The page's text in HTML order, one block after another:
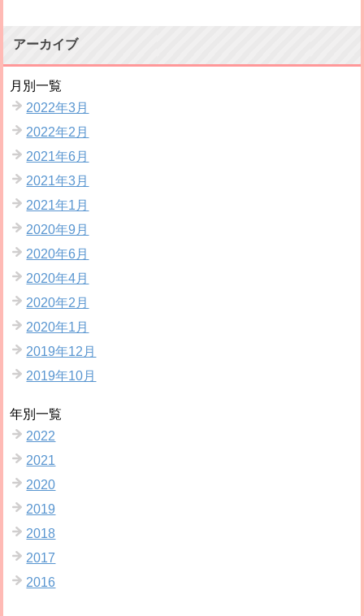
アーカイブ
月別一覧
2022年3月
2022年2月
2021年6月
2021年3月
2021年1月
2020年9月
2020年6月
2020年4月
2020年2月
2020年1月
2019年12月
2019年10月
年別一覧
2022
2021
2020
2019
2018
2017
2016